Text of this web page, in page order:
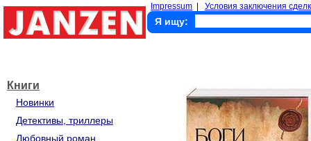
Impressum Условия заключения
Я ищу:
Книги
Новинки
Детективы, триллеры
Любовный роман